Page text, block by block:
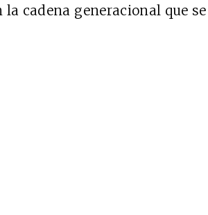
la cadena generacional que